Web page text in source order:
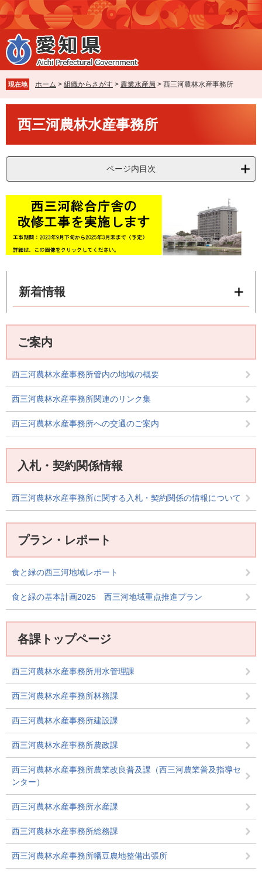
ペ
ー
ジ
の
先
で
す
。
メ
ニ
ュ
ー
を
ば
し
て
現在地 ホーム > 組織からさがす > 農業水産局 > 西三河農林水産事務所
西三河農林水産事務所
ページ内目次
新着情報
ご案内
西三河農林水産事務所管内の地域の概要
西三河農林水産事務所関連のリンク集
西三河農林水産事務所への交通のご案内
入札・契約関係情報
西三河農林水産事務所に関する入札・契約関係の情報について
プラン・レポート
食と緑の西三河地域レポート
食と緑の基本計画2025 西三河地域重点推進プラン
各課トップページ
西三河農林水産事務所用水管理課
西三河農林水産事務所林務課
西三河農林水産事務所建設課
西三河農林水産事務所農政課
西三河農林水産事務所農業改良普及課（西三河農業普及指導セ
ンター）
西三河農林水産事務所水産課
西三河農林水産事務所総務課
西三河農林水産事務所幡豆農地整備出張所